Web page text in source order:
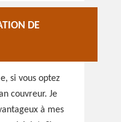
DE
si vous optez
couvreur. Je
à mes